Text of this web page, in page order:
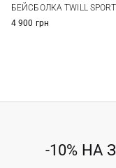
БЕЙСБОЛКА TWILL
4 900 грн
-10% НА